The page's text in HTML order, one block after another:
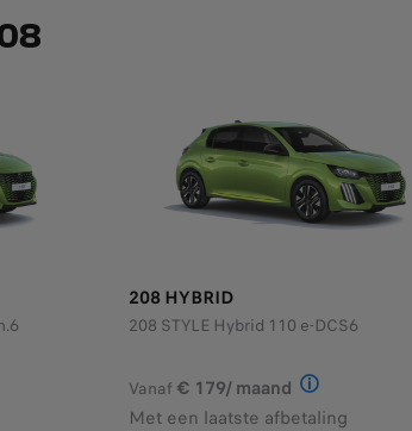
voorbeeld van het product StretchFin Plus
208 HYBRID
208 STYLE Hybrid 110 e-DCS6
Vanaf € 179/ maand
Illustratief
Met een laatste afbetaling